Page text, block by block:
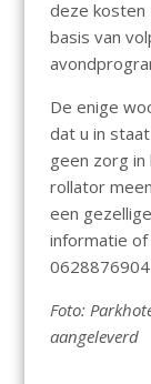
deze kosten
basis van
De enige
dat u in
geen zorg in
rollator
een
informatie of
Foto:
aangeleverd